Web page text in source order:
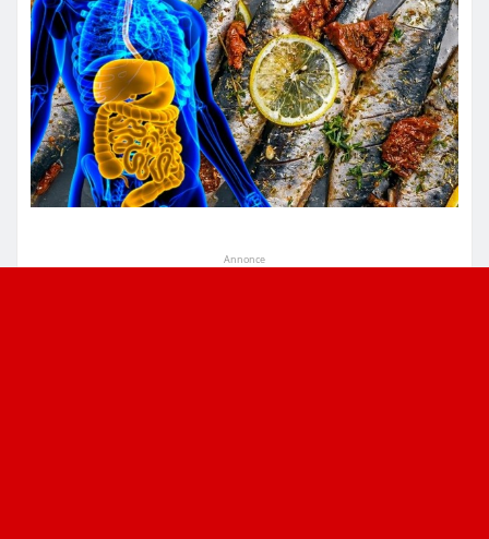
Annonce